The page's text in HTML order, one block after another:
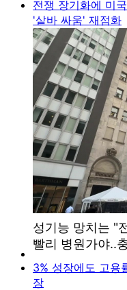
전쟁 장기화에 미
'샅바 싸움' 재점화
3% 성장에도 고용
장